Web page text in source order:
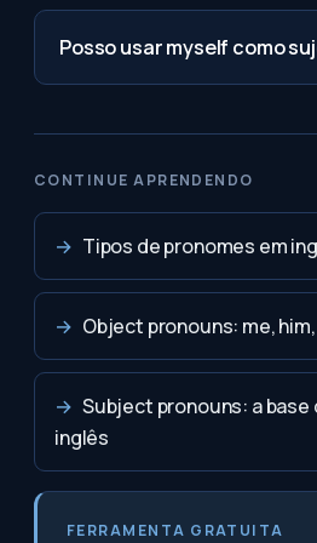
Posso usar myself como
CONTINUE APRENDENDO
→ Tipos de pronomes em
→ Object pronouns: me,
→ Subject pronouns: a
inglês
FERRAMENTA GRATUITA